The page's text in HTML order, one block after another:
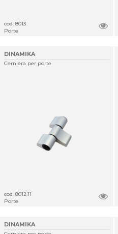
cod. 8013
Porte
DINAMIKA
Cerniera per porte
cod. 8012.11
Porte
DINAMIKA